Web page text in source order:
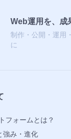
Web運用を、成
制作・公開・運用
に
フォームとは？
強み・進化